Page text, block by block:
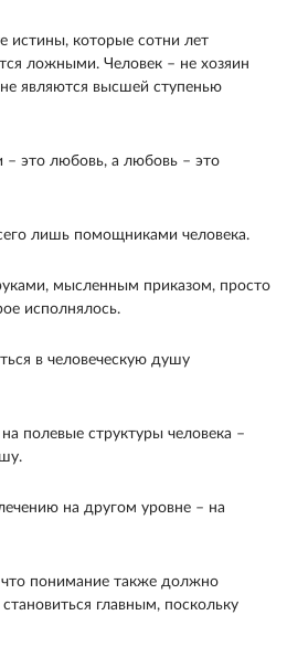
истины, которые сотни лет
ложными. Человек – не хозяин
являются высшей ступенью
это любовь, а любовь – это
лишь помощниками человека.
мысленным приказом, просто
исполнялось.
в человеческую душу
полевые структуры человека –
на другом уровне – на
понимание также должно
главным, поскольку